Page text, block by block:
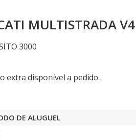
MULTISTRADA V4
3000
extra disponível a pedido.
DE ALUGUEL